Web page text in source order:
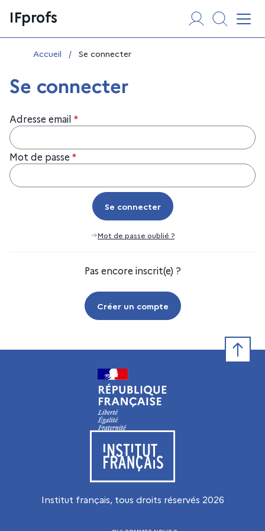
au
contenu
IFprofs
Vous êtes ici :
Accueil / Se connecter
Se connecter
Adresse email *
Mot de passe *
Se connecter
Se connecter
Mot de passe oublié ?
Pas encore inscrit(e) ?
Créer un compte
Visiter le site de l’Institut français
Institut français, tous droits réservés 2026